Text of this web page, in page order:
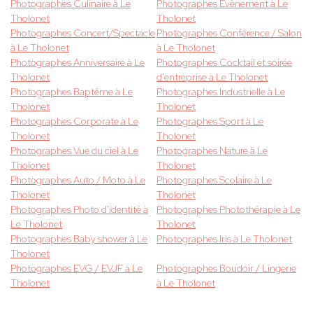
Photographes Culinaire à Le
Tholonet
Photographes Evènement à Le
Tholonet
Photographes Concert/Spectacle
à Le Tholonet
Photographes Conférence / Salon
à Le Tholonet
Photographes Anniversaire à Le
Tholonet
Photographes Cocktail et soirée
d'entreprise à Le Tholonet
Photographes Baptême à Le
Tholonet
Photographes Industrielle à Le
Tholonet
Photographes Corporate à Le
Tholonet
Photographes Sport à Le
Tholonet
Photographes Vue du ciel à Le
Tholonet
Photographes Nature à Le
Tholonet
Photographes Auto / Moto à Le
Tholonet
Photographes Scolaire à Le
Tholonet
Photographes Photo d'identité à
Le Tholonet
Photographes Photothérapie à Le
Tholonet
Photographes Baby shower à Le
Tholonet
Photographes Iris à Le Tholonet
Photographes EVG / EVJF à Le
Tholonet
Photographes Boudoir / Lingerie
à Le Tholonet